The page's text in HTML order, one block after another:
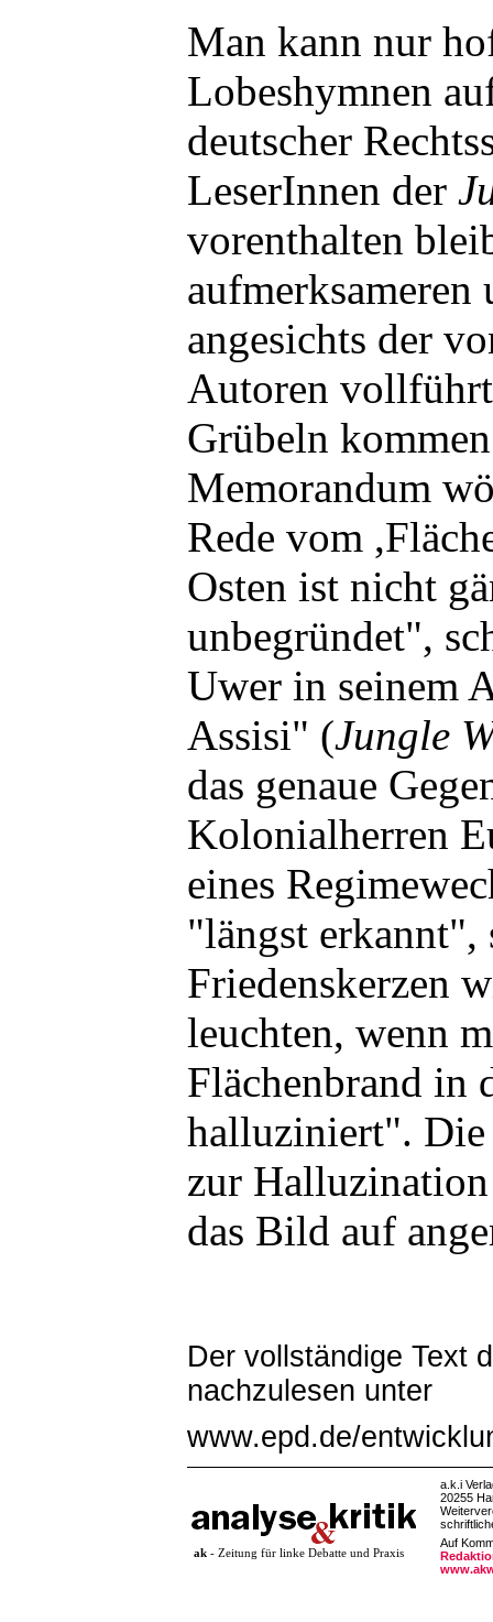
Man kann nur
Lobeshymnen
deutscher
LeserInnen der
vorenthalten
angesichts der
Autoren
Grübeln
Memorandum
Rede vom
Osten ist nicht
unbegründet",
Uwer in seinem
Assisi" (Jungle
das genaue
Kolonialherren
eines
"längst erkannt",
Friedenskerzen
leuchten, wenn
Flächenbrand in
halluziniert".
zur
das Bild auf
Der vollständige Text
nachzulesen unter
www.epd.de/
ak - Zeitung für linke Debatte und Praxis
a.k.i
20255
Auf